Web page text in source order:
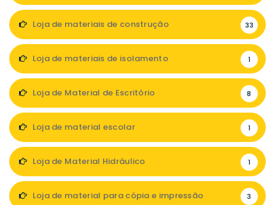
Loja de materiais de construção 33
Loja de materiais de isolamento 1
Loja de Material de Escritório 8
Loja de material escolar 1
Loja de Material Hidráulico 1
Loja de material para cópia e impressão 3